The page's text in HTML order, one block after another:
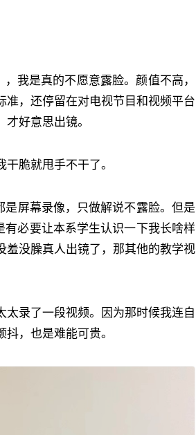
我是真的不愿意露脸。颜值不高，
，还停留在对电视节目和视频平台
好意思出镜。
脆就甩手不干了。
屏幕录像，只做解说不露脸。但是
必要让本系学生认识一下我长啥样
羞没臊真人出镜了，那其他的教学视
录了一段视频。因为那时候我连自
，也是难能可贵。